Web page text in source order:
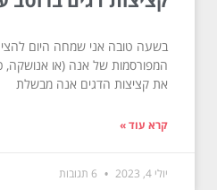
בשעה טובה אני שמחה היום
המפורסמות של אנה (או אנושקה,
את קציצות הדגים אנה מבשלת
קרא עוד »
יולי 4, 2023